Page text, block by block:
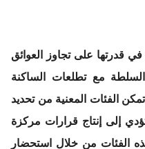
قدرتها على تجاوز العوائق
مع تطلعات الساكنة
الفئات المعنية من تحديد
وتؤدي إلى إنتاج قرارات مركزة
الفئات من خلال استحضار